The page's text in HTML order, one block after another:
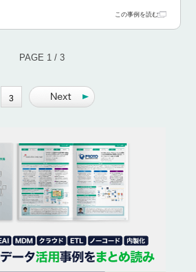
この事例を読む
PAGE 1 / 3
3